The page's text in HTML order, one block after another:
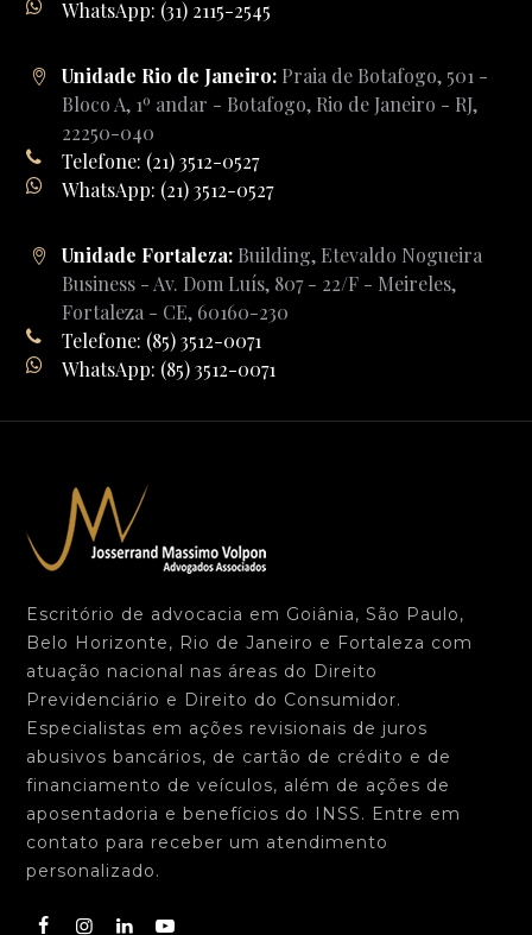
WhatsApp: (31) 2115-2545
Unidade Rio de Janeiro: Praia de Botafogo, 501 -
Bloco A, 1º andar - Botafogo, Rio de Janeiro - RJ,
22250-040
Telefone: (21) 3512-0527
WhatsApp: (21) 3512-0527
Unidade Fortaleza: Building, Etevaldo Nogueira
Business - Av. Dom Luís, 807 - 22/F - Meireles,
Fortaleza - CE, 60160-230
Telefone: (85) 3512-0071
WhatsApp: (85) 3512-0071
Escritório de advocacia em Goiânia, São Paulo,
Belo Horizonte, Rio de Janeiro e Fortaleza com
atuação nacional nas áreas do Direito
Previdenciário e Direito do Consumidor.
Especialistas em ações revisionais de juros
abusivos bancários, de cartão de crédito e de
financiamento de veículos, além de ações de
aposentadoria e benefícios do INSS. Entre em
contato para receber um atendimento
personalizado.